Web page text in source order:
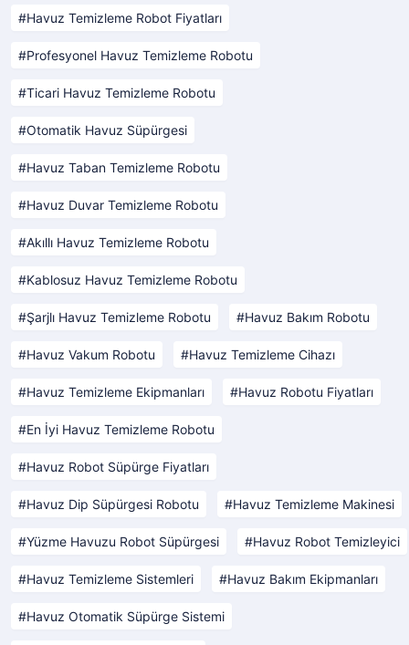
Havuz Temizleme Robot Fiyatları
Profesyonel Havuz Temizleme Robotu
Ticari Havuz Temizleme Robotu
Otomatik Havuz Süpürgesi
Havuz Taban Temizleme Robotu
Havuz Duvar Temizleme Robotu
Akıllı Havuz Temizleme Robotu
Kablosuz Havuz Temizleme Robotu
Şarjlı Havuz Temizleme Robotu Havuz Bakım Robotu
Havuz Vakum Robotu Havuz Temizleme Cihazı
Havuz Temizleme Ekipmanları Havuz Robotu Fiyatları
En İyi Havuz Temizleme Robotu
Havuz Robot Süpürge Fiyatları
Havuz Dip Süpürgesi Robotu Havuz Temizleme Makinesi
Yüzme Havuzu Robot Süpürgesi Havuz Robot Temizleyici
Havuz Temizleme Sistemleri Havuz Bakım Ekipmanları
Havuz Otomatik Süpürge Sistemi